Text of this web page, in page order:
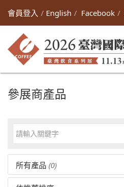
會員登入 English Facebook
參展商產品
所有產品 (0)